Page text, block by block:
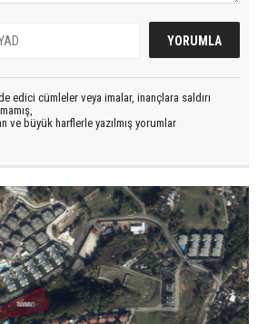
edici cümleler veya imalar, inançlara saldırı
ve büyük harflerle yazılmış yorumlar